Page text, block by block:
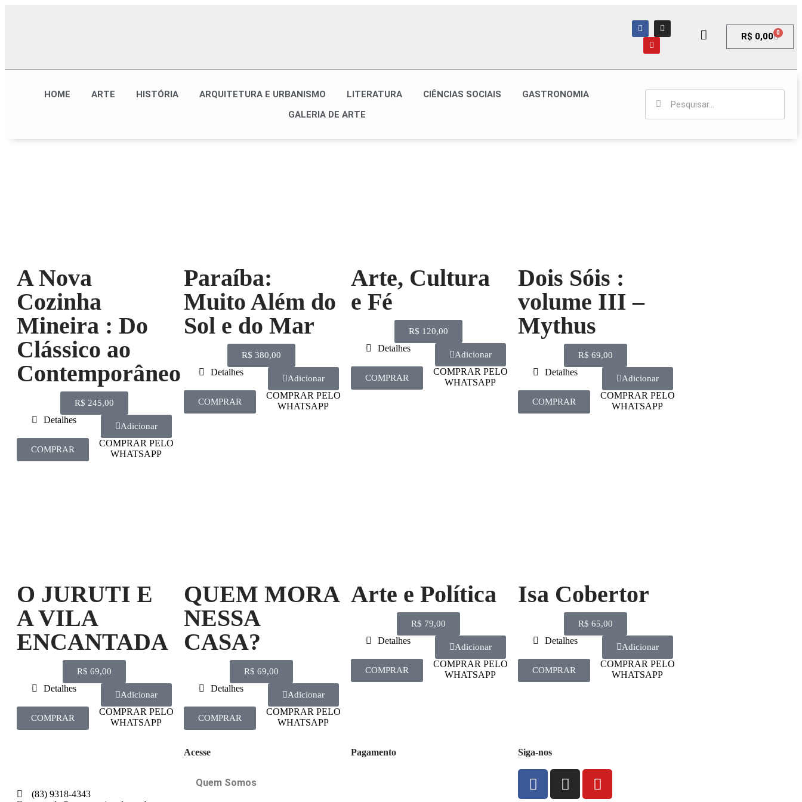
R$ 0,00 0
HOME ARTE HISTÓRIA ARQUITETURA E URBANISMO LITERATURA CIÊNCIAS SOCIAIS
GASTRONOMIA
GALERIA DE ARTE
A Nova
Cozinha
Mineira : Do
Clássico ao
Contemporâneo
R$ 245,00
Detalhes
Adicionar
COMPRAR
COMPRAR PELO
WHATSAPP
Paraíba:
Muito Além do
Sol e do Mar
R$ 380,00
Detalhes
Adicionar
COMPRAR
COMPRAR PELO
WHATSAPP
Arte, Cultura
e Fé
R$ 120,00
Detalhes
Adicionar
COMPRAR
COMPRAR PELO
WHATSAPP
Dois Sóis :
volume III –
Mythus
R$ 69,00
Detalhes
Adicionar
COMPRAR
COMPRAR PELO
WHATSAPP
O JURUTI E
A VILA
ENCANTADA
R$ 69,00
Detalhes
Adicionar
COMPRAR
COMPRAR PELO
WHATSAPP
QUEM MORA
NESSA
CASA?
R$ 69,00
Detalhes
Adicionar
COMPRAR
COMPRAR PELO
WHATSAPP
Arte e Política
R$ 79,00
Detalhes
Adicionar
COMPRAR
COMPRAR PELO
WHATSAPP
Isa Cobertor
R$ 65,00
Detalhes
Adicionar
COMPRAR
COMPRAR PELO
WHATSAPP
(83) 9318-4343
Acesse
Quem Somos
Pagamento Siga-nos